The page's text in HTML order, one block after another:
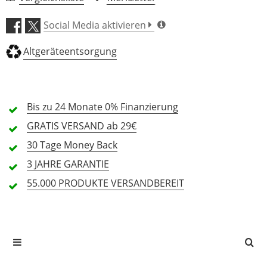
Spark Effect
Hersteller: lightmaXX
...
Spark-Maschine für Bühne und Event mit
Funkeneffekt ohne Pyrotechnik, steuerbar
per DMX oder Funkfernbedienung.
555,00 €
Social Media aktivieren
Altgeräteentsorgung
Bis zu 24 Monate0% Finanzierung
GRATIS VERSAND ab 29€
30 Tage Money Back
3 JAHRE GARANTIE
55.000 PRODUKTE VERSANDBEREIT